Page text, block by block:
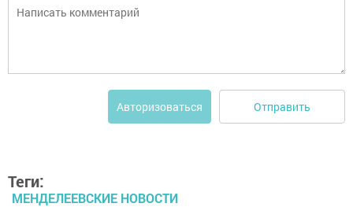
Авторизоваться Отправить
Теги:
МЕНДЕЛЕЕВСКИЕ НОВОСТИ